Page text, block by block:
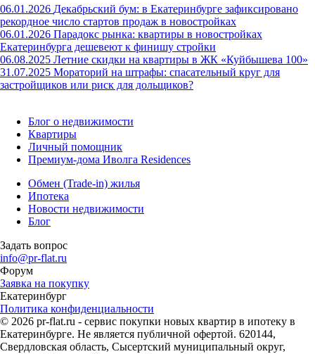
06.01.2026 Декабрьский бум: в Екатеринбурге зафиксировано
рекордное число стартов продаж в новостройках
06.01.2026 Парадокс рынка: квартиры в новостройках
Екатеринбурга дешевеют к финишу стройки
06.08.2025 Летние скидки на квартиры в ЖК «Куйбышева 100»
31.07.2025 Мораторий на штрафы: спасательный круг для
застройщиков или риск для дольщиков?
Блог о недвижимости
Квартиры
Личный помощник
Премиум-дома Иволга Residences
Обмен (Trade-in) жилья
Ипотека
Новости недвижимости
Блог
Задать вопрос
info@pr-flat.ru
Форум
Заявка на покупку
Екатеринбург
Политика конфиденциальности
© 2026 pr-flat.ru - сервис покупки новых квартир в ипотеку в
Екатеринбурге. Не является публичной офертой. 620144,
Свердловская область, Сысертский муниципальный округ,